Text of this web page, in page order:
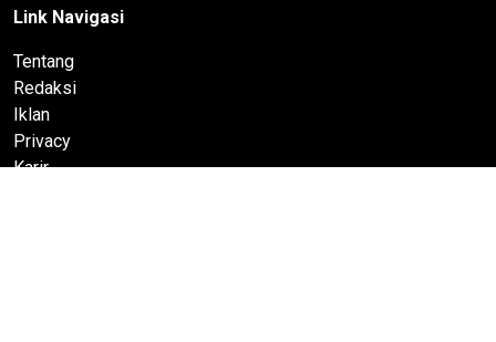
Link Navigasi
Tentang
Redaksi
Iklan
Privacy
Karir